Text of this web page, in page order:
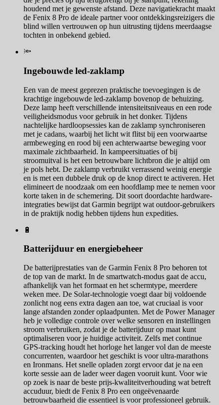
houdend met je gewenste afstand. Deze navigatiekracht maakt
de Fenix 8 Pro de ideale partner voor ontdekkingsreizigers die
blind willen vertrouwen op hun uitrusting tijdens meerdaagse
tochten in onbekend gebied.
🔦
Ingebouwde led-zaklamp
Een van de meest geprezen praktische toevoegingen is de
krachtige ingebouwde led-zaklamp bovenop de behuizing.
Deze lamp heeft verschillende intensiteitsniveaus en een rode
veiligheidsmodus voor gebruik in het donker. Tijdens
nachtelijke hardloopsessies kan de zaklamp synchroniseren
met je cadans, waarbij het licht wit flitst bij een voorwaartse
armbeweging en rood bij een achterwaartse beweging voor
maximale zichtbaarheid. In kampeersituaties of bij
stroomuitval is het een betrouwbare lichtbron die je altijd om
je pols hebt. De zaklamp verbruikt verrassend weinig energie
en is met een dubbele druk op de knop direct te activeren. Het
elimineert de noodzaak om een hoofdlamp mee te nemen voor
korte taken in de schemering. Dit soort doordachte hardware-
integraties bewijst dat Garmin begrijpt wat outdoor-gebruikers
in de praktijk nodig hebben tijdens hun expedities.
🔋
Batterijduur en energiebeheer
De batterijprestaties van de Garmin Fenix 8 Pro behoren tot
de top van de markt. In de smartwatch-modus gaat de accu,
afhankelijk van het formaat en het schermtype, meerdere
weken mee. De Solar-technologie voegt daar bij voldoende
zonlicht nog eens extra dagen aan toe, wat cruciaal is voor
lange afstanden zonder oplaadpunten. Met de Power Manager
heb je volledige controle over welke sensoren en instellingen
stroom verbruiken, zodat je de batterijduur op maat kunt
optimaliseren voor je huidige activiteit. Zelfs met continue
GPS-tracking houdt het horloge het langer vol dan de meeste
concurrenten, waardoor het geschikt is voor ultra-marathons
en Ironmans. Het snelle opladen zorgt ervoor dat je na een
korte sessie aan de lader weer dagen vooruit kunt. Voor wie
op zoek is naar de beste prijs-kwaliteitverhouding wat betreft
accuduur, biedt de Fenix 8 Pro een ongeëvenaarde
betrouwbaarheid die essentieel is voor professioneel gebruik.